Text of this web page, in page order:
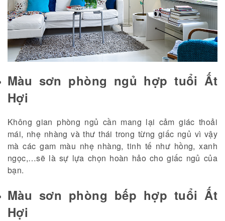
Màu sơn phòng ngủ hợp tuổi Ất
Hợi
Không gian phòng ngủ cần mang lại cảm giác thoải
mái, nhẹ nhàng và thư thái trong từng giấc ngủ vì vậy
mà các gam màu nhẹ nhàng, tinh tế như hồng, xanh
ngọc,…sẽ là sự lựa chọn hoàn hảo cho giấc ngủ của
bạn.
Màu sơn phòng bếp hợp tuổi Ất
Hợi